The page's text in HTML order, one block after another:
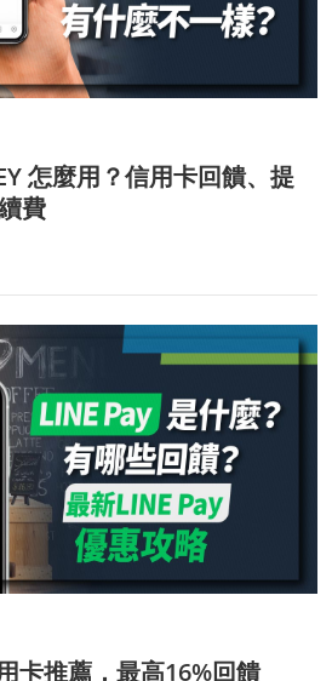
怎麼用？信用卡回饋、提
費
卡推薦，最高16%回饋